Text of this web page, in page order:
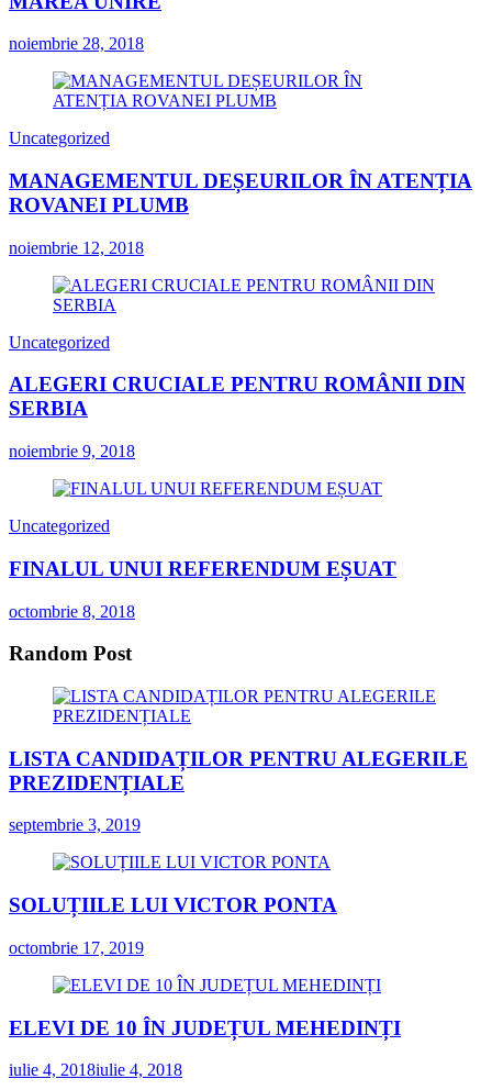
noiembrie 28, 2018
Uncategorized
MANAGEMENTUL DEȘEURILOR ÎN ATENȚIA
ROVANEI PLUMB
noiembrie 12, 2018
Uncategorized
ALEGERI CRUCIALE PENTRU ROMÂNII DIN
SERBIA
noiembrie 9, 2018
Uncategorized
FINALUL UNUI REFERENDUM EȘUAT
octombrie 8, 2018
Random Post
LISTA CANDIDAȚILOR PENTRU ALEGERILE
PREZIDENȚIALE
septembrie 3, 2019
SOLUȚIILE LUI VICTOR PONTA
octombrie 17, 2019
ELEVI DE 10 ÎN JUDEȚUL MEHEDINȚI
iulie 4, 2018iulie 4, 2018